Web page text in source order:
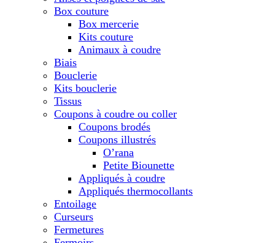
Box couture
Box mercerie
Kits couture
Animaux à coudre
Biais
Bouclerie
Kits bouclerie
Tissus
Coupons à coudre ou coller
Coupons brodés
Coupons illustrés
O’rana
Petite Biounette
Appliqués à coudre
Appliqués thermocollants
Entoilage
Curseurs
Fermetures